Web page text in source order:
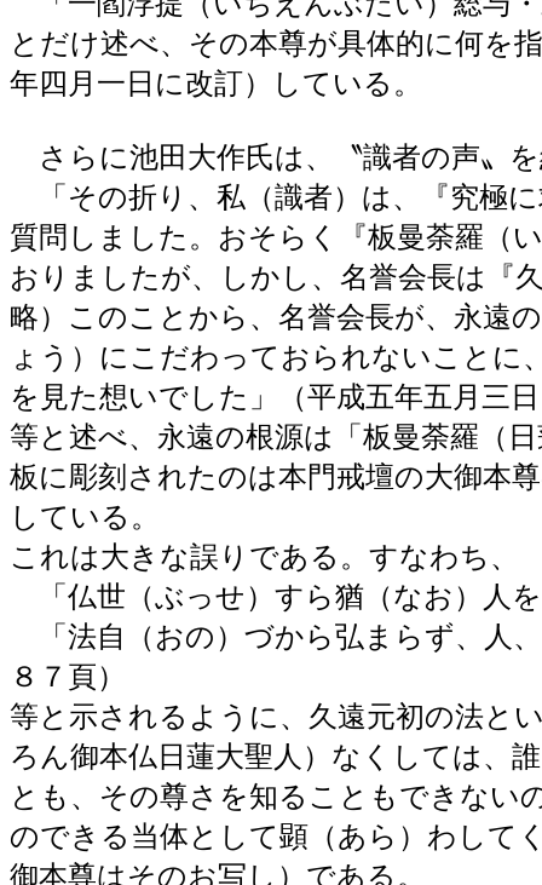
とだけ述べ、その本尊が具体的に何を
年四月一日に改訂）している。
さらに池田大作氏は、〝識者の声〟
「その折り、私（識者）は、『究極
質問しました。おそらく『板曼荼羅（
おりましたが、しかし、名誉会長は『
略）このことから、名誉会長が、永遠
ょう）にこだわっておられないことに
を見た想いでした」（平成五年五月三
等と述べ、永遠の根源は「板曼荼羅（
板に彫刻されたのは本門戒壇の大御本
している。
これは大きな誤りである。すなわち、
「仏世（ぶっせ）すら猶（なお）人
「法自（おの）づから弘まらず、人
８７頁）
等と示されるように、久遠元初の法と
ろん御本仏日蓮大聖人）なくしては、
とも、その尊さを知ることもできない
のできる当体として顕（あら）わして
御本尊はそのお写し）である。